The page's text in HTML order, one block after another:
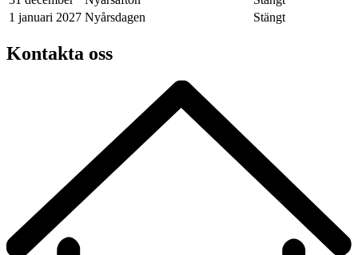
1 januari 2027 Nyårsdagen Stängt
Kontakta oss